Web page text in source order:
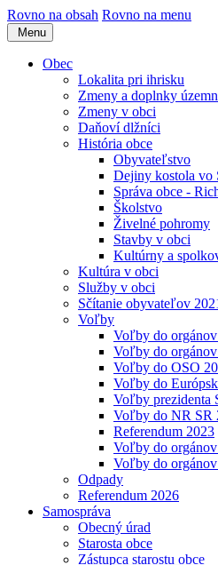
Rovno na obsah Rovno na menu
Menu
Obec
Lokalita pri ihrisku
Zmeny a doplnky
Zmeny v obci
Daňoví dlžníci
História obce
Obyvateľstvo
Dejiny kostola vo
Správa obce -
Školstvo
Živelné pohromy
Stavby v obci
Kultúrny a
Kultúra v obci
Služby v obci
Sčítanie obyvateľov
Voľby
Voľby do
Voľby do
Voľby do OSO
Voľby do
Voľby prezidenta
Voľby do NR SR
Referendum 2023
Voľby do
Voľby do
Odpady
Referendum 2026
Samospráva
Obecný úrad
Starosta obce
Zástupca starostu obce